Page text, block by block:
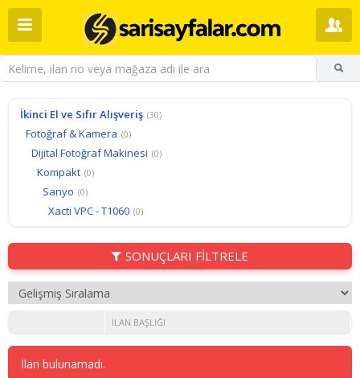
İkinci El ve Sıfır Alışveriş (30)
Fotoğraf & Kamera (0)
Dijital Fotoğraf Makinesi (0)
Kompakt (0)
Sanyo (0)
Xacti VPC - T1060 (0)
SONUÇLARI FİLTRELE
İLAN BAŞLIĞI
İlan bulunamadı.